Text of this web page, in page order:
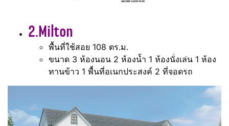
2.Milton
พื้นที่ใช้สอย 108 ตร.ม.
ขนาด 3 ห้องนอน 2 ห้องน้ำ 1 ห้องนั่งเล่น 1 ห้อง
ทานข้าว 1 พื้นที่อเนกประสงค์ 2 ที่จอดรถ